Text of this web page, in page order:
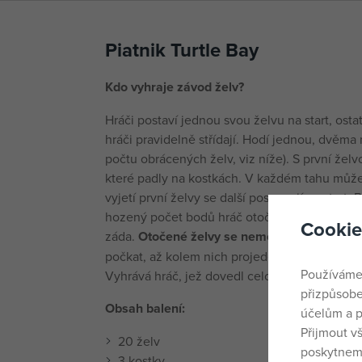
Piatnik Turtle Bay
Kdo vyhraje závod želv?
Hráči postaví jednou svou želvu na start,
hráči pravidelně střídají. Hodí jednou,
počtu obrácených želv, viz níže). S první
které padly na kostkách. V každém tahu
vyjetí první želvy se další posouvají na start.
hozený počet bodů hráč otočí všechny
záda. Otočené želvy se nemohou pohybovat
počkat, až kolem nich projede další hráč a
Vyhrává hráč, jež dovedl celou skupinku
Obsah balení:
20 želv
účelům a
Přijmout